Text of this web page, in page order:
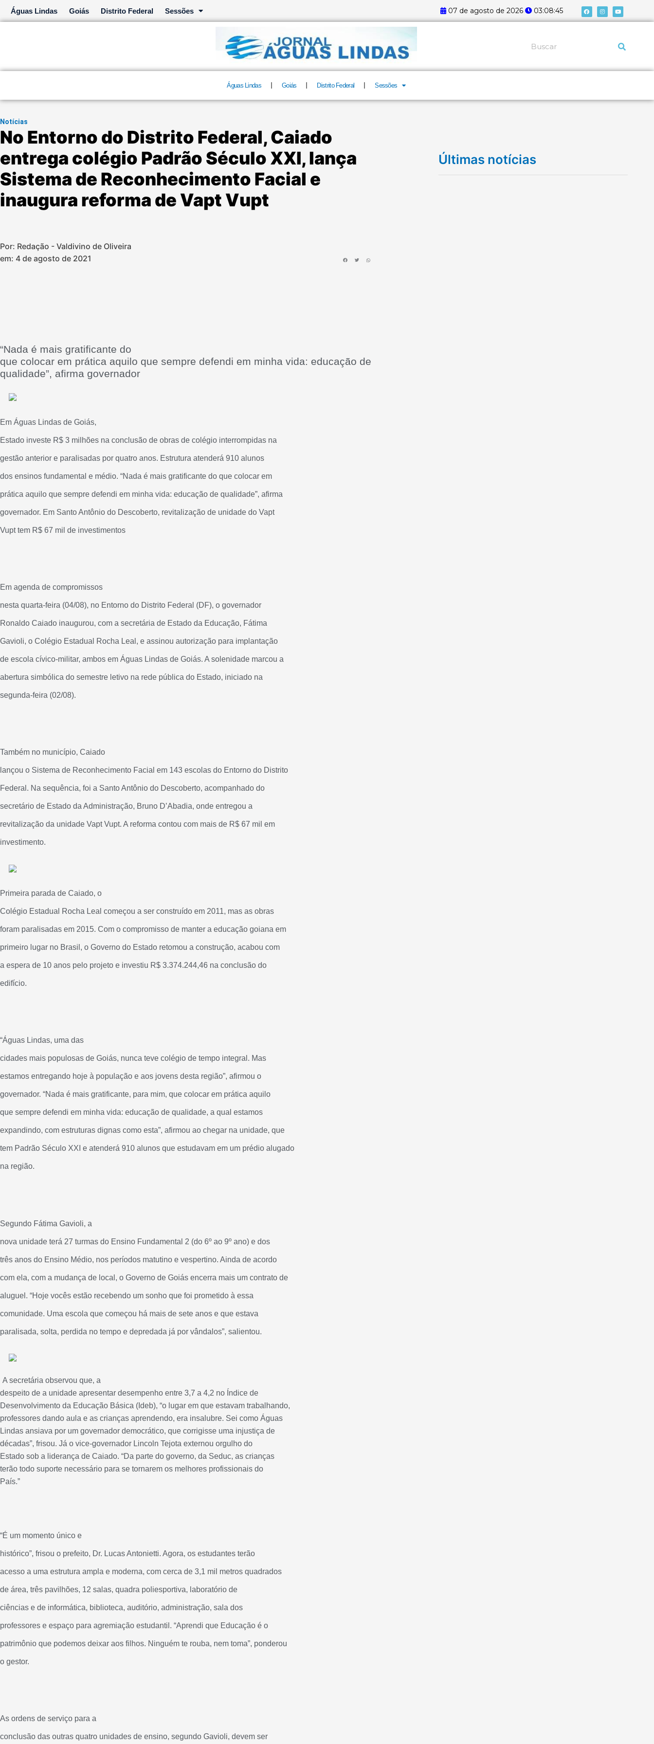
para
Águas Lindas Goiás Distrito Federal Sessões 07 de agosto de 2026 03:08:46 F
a
c
e
I
n
s
t
Y
o
u
t
Pesquisar
Águas Lindas Goiás Distrito Federal Sessões
Notícias
No Entorno do Distrito Federal, Caiado
entrega colégio Padrão Século XXI, lança
Sistema de Reconhecimento Facial e
inaugura reforma de Vapt Vupt
Por: Redação - Valdivino de Oliveira
em: 4 de agosto de 2021
“Nada é mais gratificante do
que colocar em prática aquilo que sempre defendi em minha vida: educação de
qualidade”, afirma governador
Em Águas Lindas de Goiás,
Estado investe R$ 3 milhões na conclusão de obras de colégio interrompidas na
gestão anterior e paralisadas por quatro anos. Estrutura atenderá 910 alunos
dos ensinos fundamental e médio. “Nada é mais gratificante do que colocar em
prática aquilo que sempre defendi em minha vida: educação de qualidade”, afirma
governador. Em Santo Antônio do Descoberto, revitalização de unidade do Vapt
Vupt tem R$ 67 mil de investimentos
Em agenda de compromissos
nesta quarta-feira (04/08), no Entorno do Distrito Federal (DF), o governador
Ronaldo Caiado inaugurou, com a secretária de Estado da Educação, Fátima
Gavioli, o Colégio Estadual Rocha Leal, e assinou autorização para implantação
de escola cívico-militar, ambos em Águas Lindas de Goiás. A solenidade marcou a
abertura simbólica do semestre letivo na rede pública do Estado, iniciado na
segunda-feira (02/08).
Também no município, Caiado
lançou o Sistema de Reconhecimento Facial em 143 escolas do Entorno do Distrito
Federal. Na sequência, foi a Santo Antônio do Descoberto, acompanhado do
secretário de Estado da Administração, Bruno D’Abadia, onde entregou a
revitalização da unidade Vapt Vupt. A reforma contou com mais de R$ 67 mil em
investimento.
Primeira parada de Caiado, o
Colégio Estadual Rocha Leal começou a ser construído em 2011, mas as obras
foram paralisadas em 2015. Com o compromisso de manter a educação goiana em
primeiro lugar no Brasil, o Governo do Estado retomou a construção, acabou com
a espera de 10 anos pelo projeto e investiu R$ 3.374.244,46 na conclusão do
edifício.
“Águas Lindas, uma das
cidades mais populosas de Goiás, nunca teve colégio de tempo integral. Mas
estamos entregando hoje à população e aos jovens desta região”, afirmou o
governador. “Nada é mais gratificante, para mim, que colocar em prática aquilo
que sempre defendi em minha vida: educação de qualidade, a qual estamos
expandindo, com estruturas dignas como esta”, afirmou ao chegar na unidade, que
tem Padrão Século XXI e atenderá 910 alunos que estudavam em um prédio alugado
na região.
Segundo Fátima Gavioli, a
nova unidade terá 27 turmas do Ensino Fundamental 2 (do 6º ao 9º ano) e dos
três anos do Ensino Médio, nos períodos matutino e vespertino. Ainda de acordo
com ela, com a mudança de local, o Governo de Goiás encerra mais um contrato de
aluguel. “Hoje vocês estão recebendo um sonho que foi prometido à essa
comunidade. Uma escola que começou há mais de sete anos e que estava
paralisada, solta, perdida no tempo e depredada já por vândalos”, salientou.
A secretária observou que, a
despeito de a unidade apresentar desempenho entre 3,7 a 4,2 no Índice de
Desenvolvimento da Educação Básica (Ideb), “o lugar em que estavam trabalhando,
professores dando aula e as crianças aprendendo, era insalubre. Sei como Águas
Lindas ansiava por um governador democrático, que corrigisse uma injustiça de
décadas”, frisou. Já o vice-governador Lincoln Tejota externou orgulho do
Estado sob a liderança de Caiado. “Da parte do governo, da Seduc, as crianças
terão todo suporte necessário para se tornarem os melhores profissionais do
País.”
“É um momento único e
histórico”, frisou o prefeito, Dr. Lucas Antonietti. Agora, os estudantes terão
acesso a uma estrutura ampla e moderna, com cerca de 3,1 mil metros quadrados
de área, três pavilhões, 12 salas, quadra poliesportiva, laboratório de
ciências e de informática, biblioteca, auditório, administração, sala dos
professores e espaço para agremiação estudantil. “Aprendi que Educação é o
patrimônio que podemos deixar aos filhos. Ninguém te rouba, nem toma”, ponderou
o gestor.
As ordens de serviço para a
conclusão das outras quatro unidades de ensino, segundo Gavioli, devem ser
Últimas notícias